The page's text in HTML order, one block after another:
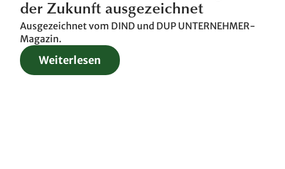
der Zukunft ausgezeichnet
Ausgezeichnet vom DIND und DUP UNTERNEHMER-
Magazin.
Weiterlesen